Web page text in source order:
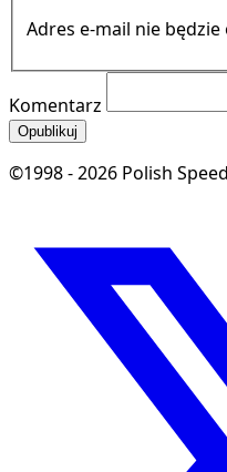
Adres e-mail nie
Komentarz
Opublikuj
©1998 - 2026 Polish